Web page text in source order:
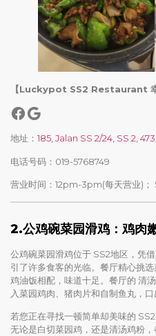
【Luckypot SS2 Restaurant 幸
地址： 185, Jalan SS 2/24, SS 2,
电话号码：019-5768749
营业时间：12pm-3pm(每天营业)
2.公鸡碗菜园滑鸡：鸡肉
公鸡碗菜园滑鸡位于 SS2地区，凭
引了许多食客的光临。餐厅精心挑
鸡油饭相配，味道十足。餐厅的 清
入菜园鸡肉、猪肉片和自制鱼丸，
若您正在寻找一顿简单却美味的
无论是白切菜园鸡，还是清汤鸡粉